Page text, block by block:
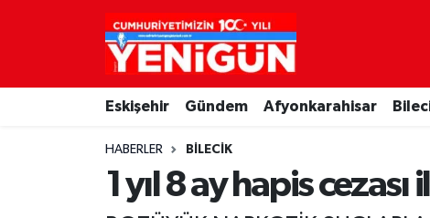
Eskişehir Gündem Afyonkarahisar
HABERLER BILECIK
1 yıl 8 ay hapis
Nöbetçi Eczaneler
Hava Durumu
Süper Lig Puan Durumu ve Fikstür